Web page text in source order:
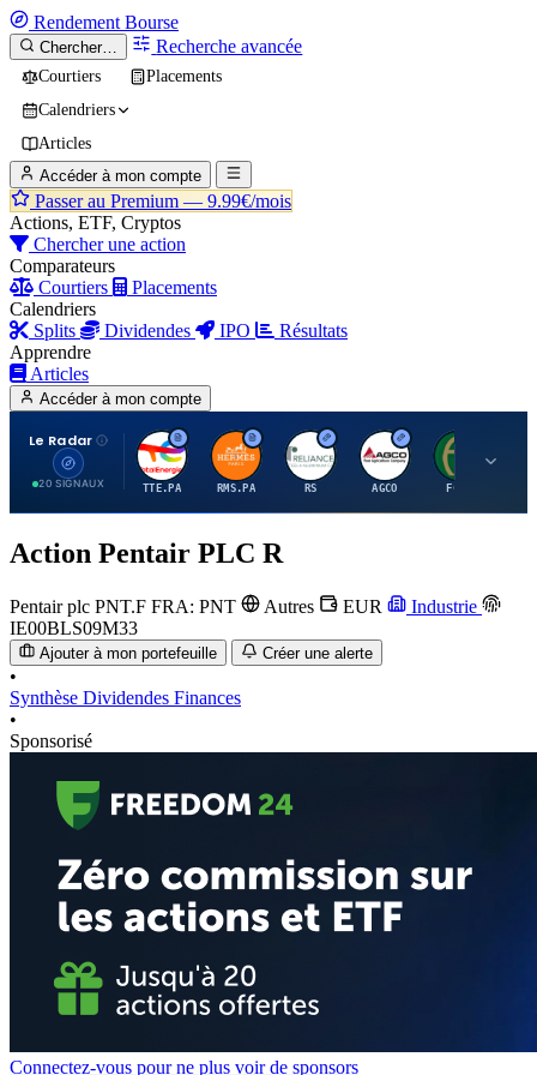
Rendement Bourse
Chercher… Recherche avancée
Courtiers
Placements
Calendriers
Articles
Accéder à mon compte
Passer au Premium — 9.99€/mois
Actions, ETF, Cryptos
Chercher une action
Comparateurs
Courtiers
Placements
Calendriers
Splits
Dividendes IPO
Résultats
Apprendre
Articles
Accéder à mon compte
Le Radar
20 SIGNAUX
T
TTE.PA
H
RMS.PA
R
RS
A
AGCO FCFS
Action Pentair PLC R
Pentair plc PNT.F FRA: PNT Autres EUR
Industrie
IE00BLS09M33
Ajouter à mon portefeuille Créer une alerte
•
Synthèse Dividendes Finances
•
Sponsorisé
Connectez-vous pour ne plus voir de sponsors